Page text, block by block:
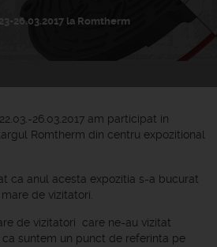
26.03.2017 la Romtherm
am participat in
Romtherm din centru expozitional
acesta expozitia s-a bucurat
de vizitatori.
care ne-au vizitat
suntem un punct de referinta pe